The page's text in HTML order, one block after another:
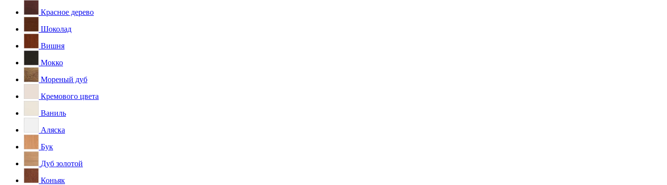
Красное дерево
Шоколад
Вишня
Мокко
Мореный дуб
Кремового цвета
Ваниль
Аляска
Бук
Дуб золотой
Коньяк